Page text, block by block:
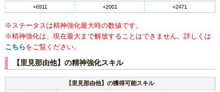
+6911 +2001 +2471
※ステータスは精神強化最大時の数値です。
※精神強化は、現在最大まで解放することはできません。詳しくは
こちらをご覧ください。
【里見那由他】の精神強化スキル
【里見那由他】の獲得可能スキル